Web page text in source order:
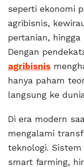
seperti ekonomi
agribisnis,
pertanian,
Dengan
agribisnis
hanya paham
langsung ke
Di era modern
mengalami
teknologi.
smart farming,